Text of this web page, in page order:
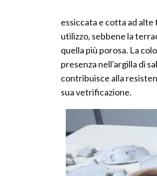
essiccata e cotta ad
utilizzo, sebbene la
quella più porosa. La
presenza nell'argilla di
contribuisce alla
sua vetrificazione.